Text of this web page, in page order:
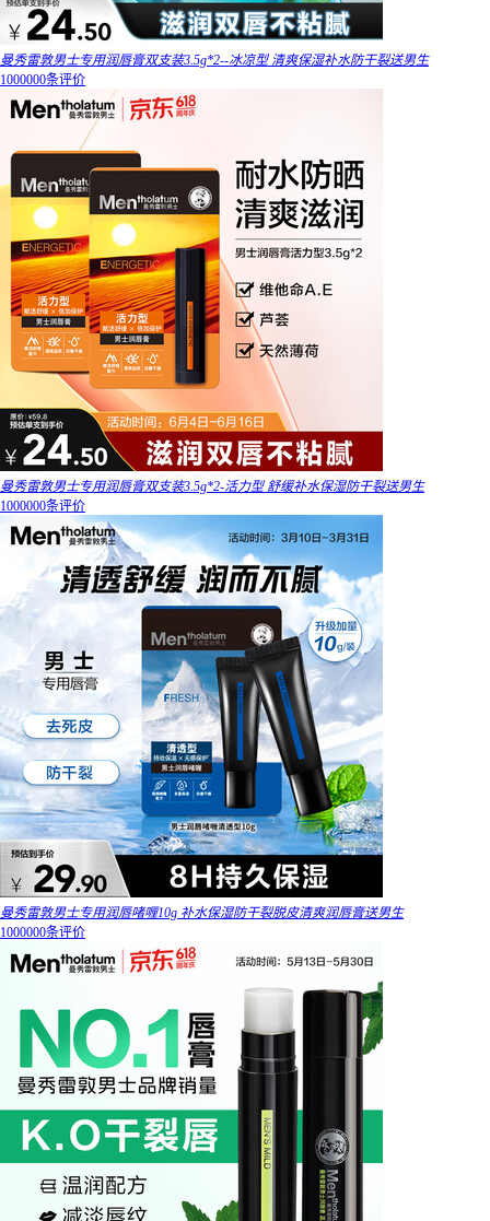
曼秀雷敦男士专用润唇膏双支装3.5g*2--冰凉型 清爽保湿补水防干裂送男生
1000000条评价
曼秀雷敦男士专用润唇膏双支装3.5g*2-活力型 舒缓补水保湿防干裂送男生
1000000条评价
曼秀雷敦男士专用润唇啫喱10g 补水保湿防干裂脱皮清爽润唇膏送男生
1000000条评价